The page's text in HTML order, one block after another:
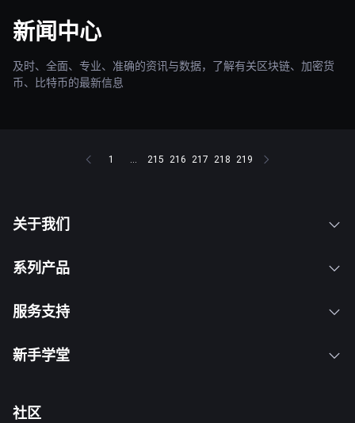
新闻中心
及时、全面、专业、准确的资讯与数据，了解有关区块链、加密货
币、比特币的最新信息
1 ... 215 216 217 218 219
关于我们
系列产品
服务支持
新手学堂
社区